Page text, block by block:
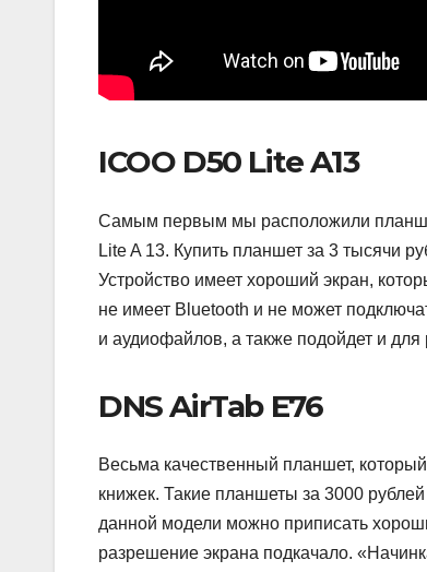
ICOO D50 Lite A13
Самым первым мы расположили
Lite A 13. Купить планшет за 3 тысячи
Устройство имеет хороший экран,
не имеет Bluetooth и не может
и аудиофайлов, а также подойдет и для
DNS AirTab E76
Весьма качественный планшет,
книжек. Такие планшеты за 3000
данной модели можно приписать
разрешение экрана подкачало.